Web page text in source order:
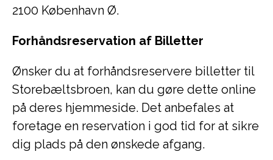
2100 København Ø.
Forhåndsreservation af Billetter
Ønsker du at forhåndsreservere billetter til
Storebæltsbroen, kan du gøre dette online
på deres hjemmeside. Det anbefales at
foretage en reservation i god tid for at sikre
dig plads på den ønskede afgang.